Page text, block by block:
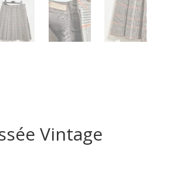
Vintage